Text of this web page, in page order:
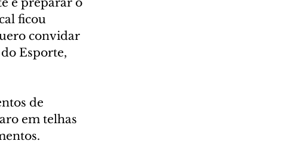
ficou
convidar
Esporte,
de
em telhas